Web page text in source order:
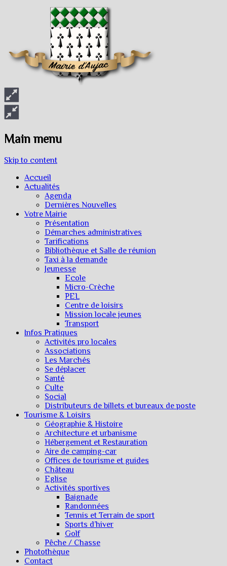
Main menu
Skip to content
Accueil
Actualités
Agenda
Dernières Nouvelles
Votre Mairie
Présentation
Démarches administratives
Tarifications
Bibliothèque et Salle de réunion
Taxi à la demande
Jeunesse
Ecole
Micro-Crèche
PEL
Centre de loisirs
Mission locale jeunes
Transport
Infos Pratiques
Activités pro locales
Associations
Les Marchés
Se déplacer
Santé
Culte
Social
Distributeurs de billets et bureaux de poste
Tourisme & Loisirs
Géographie & Histoire
Architecture et urbanisme
Hébergement et Restauration
Aire de camping-car
Offices de tourisme et guides
Château
Eglise
Activités sportives
Baignade
Randonnées
Tennis et Terrain de sport
Sports d’hiver
Golf
Pêche / Chasse
Photothèque
Contact